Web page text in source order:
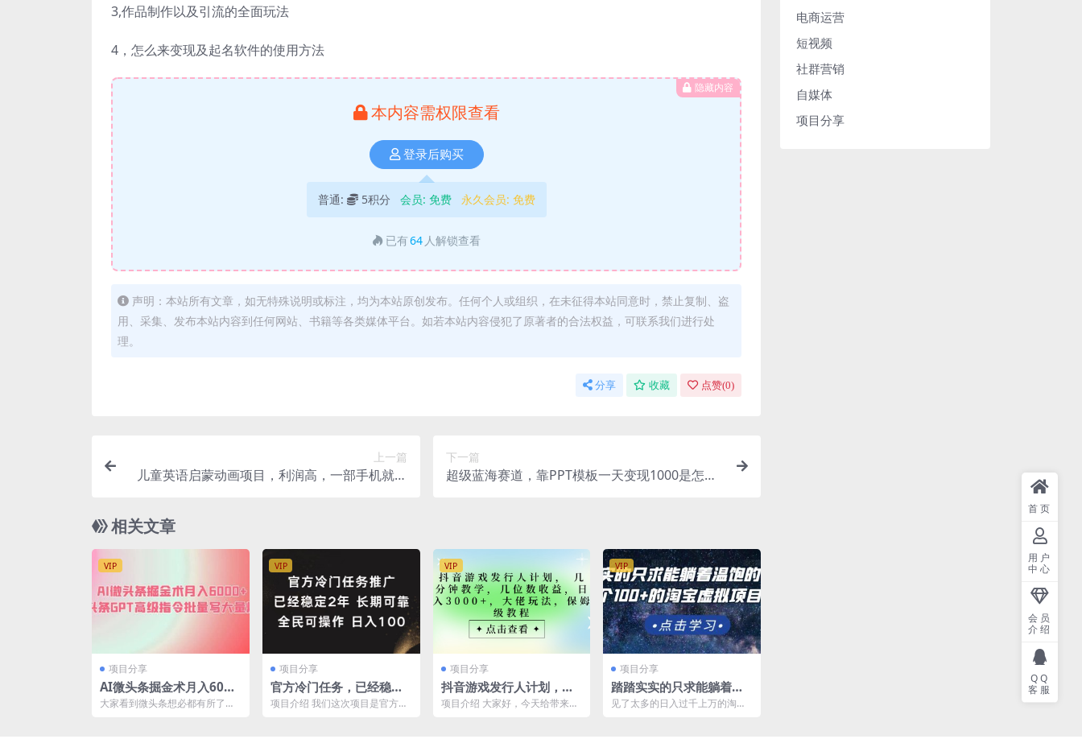
3,作品制作以及引流的全面玩法
4，怎么来变现及起名软件的使用方法
隐藏内容
本内容需权限查看
登录后购买
普通: 5积分 会员: 免费 永久会员: 免费
已有64 人解锁查看
声明：本站所有文章，如无特殊说明或标注，均为本站原创发布。任何个人或组织，在未征得本站同意时，禁止复制、盗
用、采集、发布本站内容到任何网站、书籍等各类媒体平台。如若本站内容侵犯了原著者的合法权益，可联系我们进行处
理。
分享 收藏 点赞(0)
上一篇
儿童英语启蒙动画项目，利润高，一部手机就可
下一篇
超级蓝海赛道，靠PPT模板一天变现1000是怎么
相关文章
VIP
项目分享
AI微头条掘金术月入6000
+ 微头条GPT高级指令批
大家看到微头条想必都有所了
VIP
项目分享
官方冷门任务，已经稳定2
年，长期可靠日入100+
项目介绍 我们这次项目是官方已
VIP
项目分享
抖音游戏发行人计划，大
佬玩法，保姆级教程， 几
项目介绍 大家好，今天给带来的
VIP
项目分享
踏踏实实的只求能躺着温
饱的每天赚个100 的淘宝
见了太多的日入过千上万的淘宝
电商运营
短视频
社群营销
自媒体
项目分享
首页
用户
中心
会员
介绍
QQ
客服